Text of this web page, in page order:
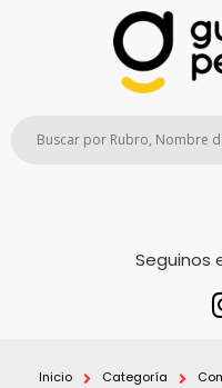
Seguinos
Inicio Categoría